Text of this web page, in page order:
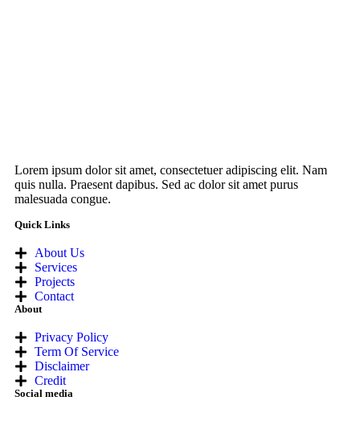
Lorem ipsum dolor sit amet, consectetuer adipiscing elit. Nam
quis nulla. Praesent dapibus. Sed ac dolor sit amet purus
malesuada congue.
Quick Links
About Us
Services
Projects
Contact
About
Privacy Policy
Term Of Service
Disclaimer
Credit
Social media